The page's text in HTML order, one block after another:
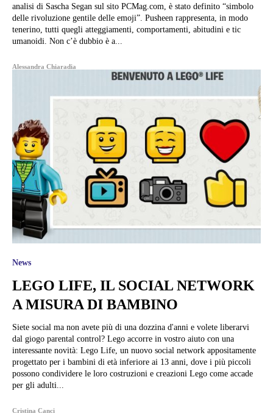
analisi di Sascha Segan sul sito PCMag.com, è stato definito “simbolo
delle rivoluzione gentile delle emoji”. Pusheen rappresenta, in modo
tenerino, tutti quegli atteggiamenti, comportamenti, abitudini e tic
umanoidi. Non c’è dubbio è a...
Alessandra Chiaradia
News
LEGO LIFE, IL SOCIAL NETWORK
A MISURA DI BAMBINO
Siete social ma non avete più di una dozzina d'anni e volete liberarvi
dal giogo parental control? Lego accorre in vostro aiuto con una
interessante novità: Lego Life, un nuovo social network appositamente
progettato per i bambini di età inferiore ai 13 anni, dove i più piccoli
possono condividere le loro costruzioni e creazioni Lego come accade
per gli adulti...
Cristina Canci